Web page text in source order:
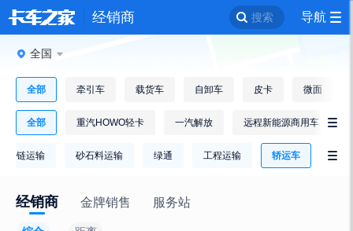
经销商 搜索 导航
全国
全部 牵引车 载货车 自卸车 皮卡 微面
全部 重汽HOWO轻卡 一汽解放 远程新能源商用车 
冷链运输 砂石料运输 绿通 工程运输 轿运车 
经销商 金牌销售 服务站